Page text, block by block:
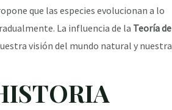
que las especies evolucionan a lo
La influencia de la Teoría de
visión del mundo natural y nuestra